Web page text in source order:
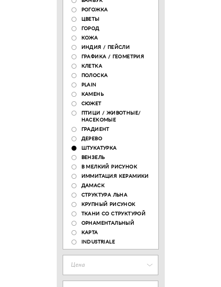
РОГОЖКА
ЦВЕТЫ
ГОРОД
КОЖА
ИНДИЯ / ПЕЙСЛИ
ГРАФИКА / ГЕОМЕТРИЯ
КЛЕТКА
ПОЛОСКА
PLAIN
КАМЕНЬ
СЮЖЕТ
ПТИЦИ / ЖИВОТНЫЕ/
НАСЕКОМЫЕ
ГРАДИЕНТ
ДЕРЕВО
ШТУКАТУРКА
ВЕНЗЕЛЬ
В МЕЛКИЙ РИСУНОК
ИММИТАЦИЯ КЕРАМИКИ
ДАМАСК
СТРУКТУРА ЛЬНА
КРУПНЫЙ РИСУНОК
ТКАНИ СО СТРУКТУРОЙ
ОРНАМЕНТАЛЬНЫЙ
КАРТА
INDUSTRIALE
Цена